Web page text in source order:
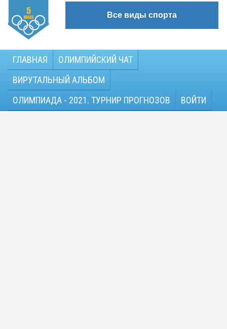
Все виды спорта
ГЛАВНАЯ
ОЛИМПИЙСКИЙ ЧАТ
ВИРУТАЛЬНЫЙ АЛЬБОМ
ОЛИМПИАДА - 2021. ТУРНИР ПРОГНОЗОВ
ВОЙТИ